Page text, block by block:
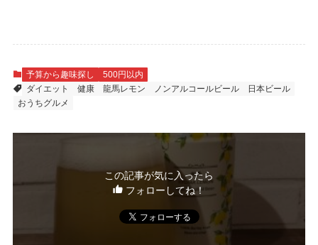
予算から趣味探し
500円以内
ダイエット
健康 龍馬レモン ノンアルコールビール
日本ビール
おうちグルメ
この記事が気に入ったら
フォローしてね！